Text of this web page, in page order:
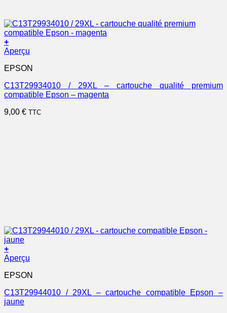
+
Aperçu
EPSON
C13T29934010 / 29XL – cartouche qualité premium
compatible Epson – magenta
9,00 € TTC
+
Aperçu
EPSON
C13T29944010 / 29XL – cartouche compatible Epson –
jaune